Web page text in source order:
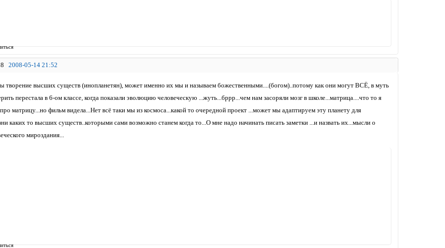
8 2008-05-14 21:52
творение высших существ (инопланетян), может именно их мы и называем божественными....(богом)..потому как они могут ВСЁ, в муть
перестала в 6-ом классе, когда показали эволюцию человеческую ...жуть...бррр...чем нам засоряли мозг в школе...матрица....что то я
матрицу...но фильм видела...Нет всё таки мы из космоса...какой то очередной проект ...может мы адаптируем эту планету для
каких то высших существ..которыми сами возможно станем когда то...О мне надо начинать писать заметки ...и назвать их...мысли о
мироздания...